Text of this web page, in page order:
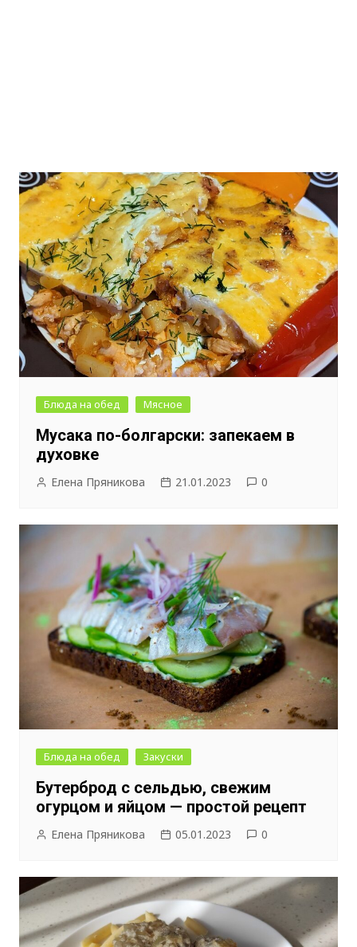
Блюда на обед Мясное
Мусака по-болгарски: запекаем в
духовке
Елена Пряникова 21.01.2023 0
Блюда на обед Закуски
Бутерброд с сельдью, свежим
огурцом и яйцом — простой рецепт
Елена Пряникова 05.01.2023 0